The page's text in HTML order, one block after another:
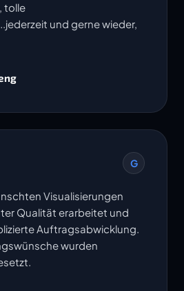
tolle
und gerne wieder,
G
Visualisierungen
Qualität erarbeitet und
Auftragsabwicklung.
wurden